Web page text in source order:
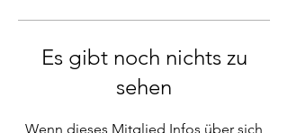
Es gibt noch nichts zu
sehen
Wenn dieses Mitglied Infos über sich